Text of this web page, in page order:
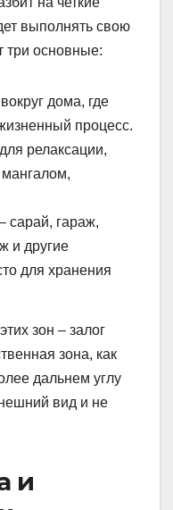
выполнять свою
основные:
дома, где
процесс.
релаксации,
сарай, гараж,
и другие
для хранения
зон – залог
зона, как
дальнем углу
вид и не
и